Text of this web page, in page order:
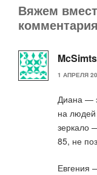
Вяжем
комментария
1 АПРЕЛЯ
Диана —
на
зеркало
85, не
Евгения